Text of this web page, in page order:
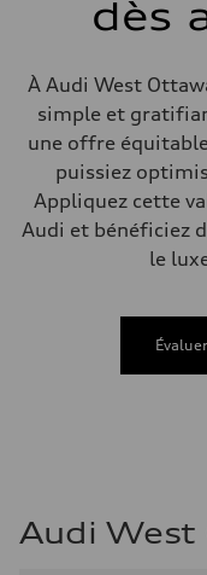
Electromechanical
—
Poids brut admissible
—
Volumes
Compartiment à bagages
Réservoir de carburant
—
Données de rendement
Consommation de
Consommation – ville
dès
À Audi West
simple et
une offre
puissiez
Appliquez cette
Audi et bénéficiez
le
Audi West